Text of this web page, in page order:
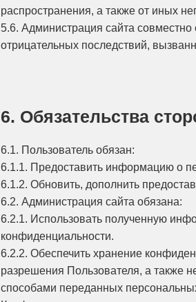
распространения, а также от иных
5.6. Администрация сайта
отрицательных последствий,
6. Обязательства
6.1. Пользователь обязан:
6.1.1. Предоставить информацию о
6.1.2. Обновить, дополнить
6.2. Администрация сайта обязана:
6.2.1. Использовать полученную
конфиденциальности.
6.2.2. Обеспечить хранение
разрешения Пользователя, а также
способами переданных